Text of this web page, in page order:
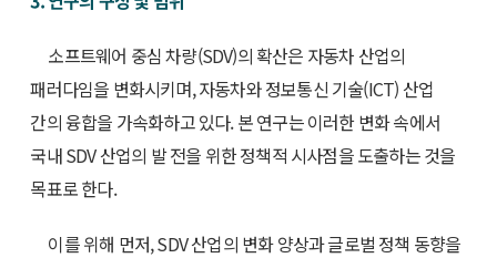
소프트웨어 중심 차량(SDV)의 확산은 자동차 산업의
패러다임을 변화시키며, 자동차와 정보통신 기술(ICT) 산업
간의 융합을 가속화하고 있다. 본 연구는 이러한 변화 속에서
국내 SDV 산업의 발 전을 위한 정책적 시사점을 도출하는 것을
목표로 한다.
이를 위해 먼저, SDV 산업의 변화 양상과 글로벌 정책 동향을